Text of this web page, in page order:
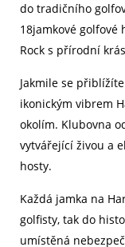
do tradičního
18jamkové golfové
Rock s přírodní
Jakmile se
ikonickým vibrem
okolím. Klubovna
vytvářející živou a
hosty.
Každá jamka na
golfisty, tak do
umístěná